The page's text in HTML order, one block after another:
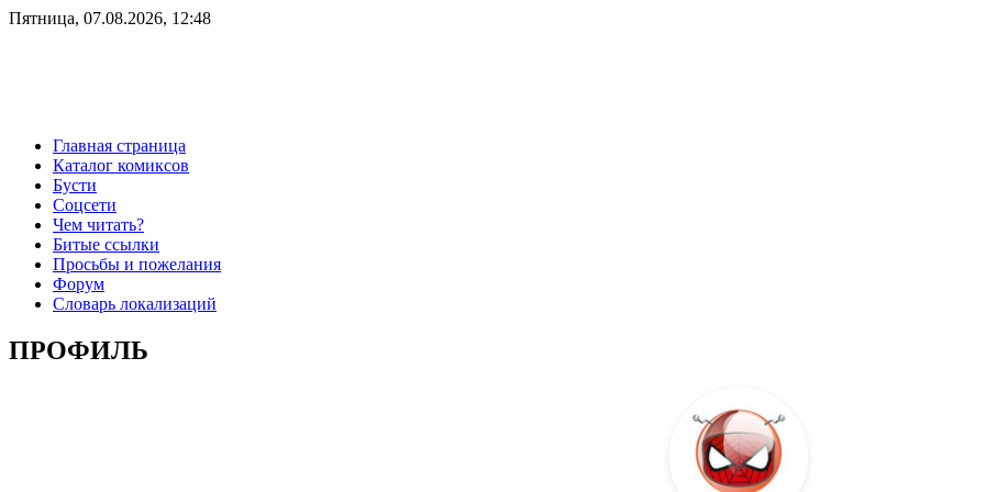
Пятница, 07.08.2026, 12:48
Главная страница
Каталог комиксов
Бусти
Соцсети
Чем читать?
Битые ссылки
Просьбы и пожелания
Форум
Словарь локализаций
ПРОФИЛЬ